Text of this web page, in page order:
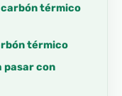
térmico
térmico
pasar con